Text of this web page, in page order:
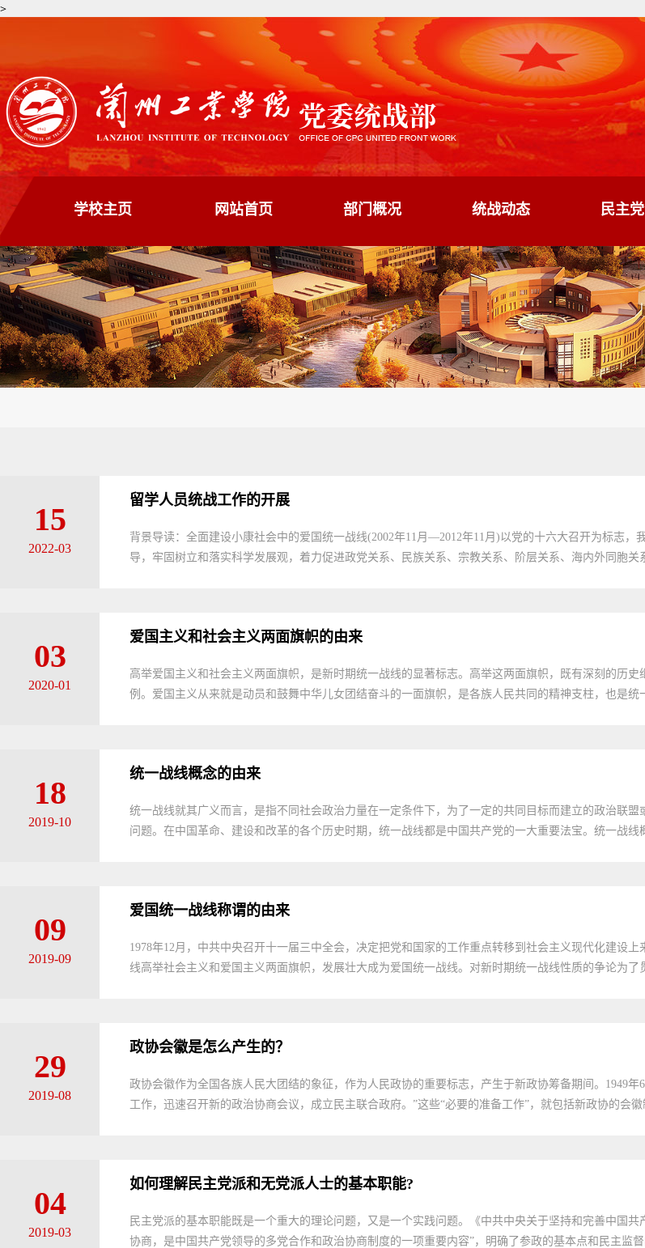
>
学校主页 网站首页 部门概况 统战动态 民主
15
2022-03
留学人员统战工作的开展
背景导读：全面建设小康社会中的爱国统一战线(2002年11月—2012年11月)以党的十六大召开为标志
导，牢固树立和落实科学发展观，着力促进政党关系、民族关系、宗教关系、阶层关系、海内外同胞关
03
2020-01
爱国主义和社会主义两面旗帜的由来
高举爱国主义和社会主义两面旗帜，是新时期统一战线的显著标志。高举这两面旗帜，既有深刻的历
例。爱国主义从来就是动员和鼓舞中华儿女团结奋斗的一面旗帜，是各族人民共同的精神支柱，也是统
18
2019-10
统一战线概念的由来
统一战线就其广义而言，是指不同社会政治力量在一定条件下，为了一定的共同目标而建立的政治联
问题。在中国革命、建设和改革的各个历史时期，统一战线都是中国共产党的一大重要法宝。统一战线
09
2019-09
爱国统一战线称谓的由来
1978年12月，中共中央召开十一届三中全会，决定把党和国家的工作重点转移到社会主义现代化建设
线高举社会主义和爱国主义两面旗帜，发展壮大成为爱国统一战线。对新时期统一战线性质的争论为了
29
2019-08
政协会徽是怎么产生的？
政协会徽作为全国各族人民大团结的象征，作为人民政协的重要标志，产生于新政协筹备期间。1949
工作，迅速召开新的政治协商会议，成立民主联合政府。”这些“必要的准备工作”，就包括新政协的会徽
04
2019-03
如何理解民主党派和无党派人士的基本职能?
民主党派的基本职能既是一个重大的理论问题，又是一个实践问题。《中共中央关于坚持和完善中国
协商，是中国共产党领导的多党合作和政治协商制度的一项重要内容”，明确了参政的基本点和民主监